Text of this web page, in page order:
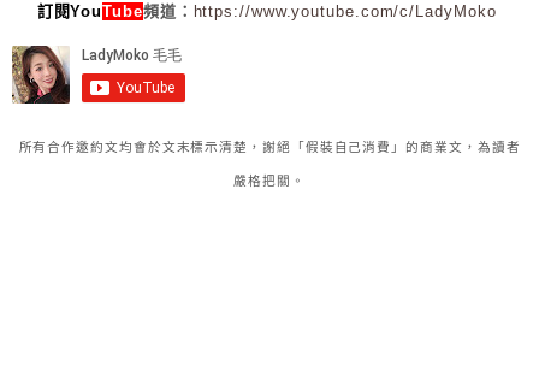
訂閱YouTube頻道： https://www.youtube.com/c/LadyMoko
所有合作邀約文均會於文末標示清楚，謝絕「假裝自己消費」的商業文，為讀者
嚴格把關。